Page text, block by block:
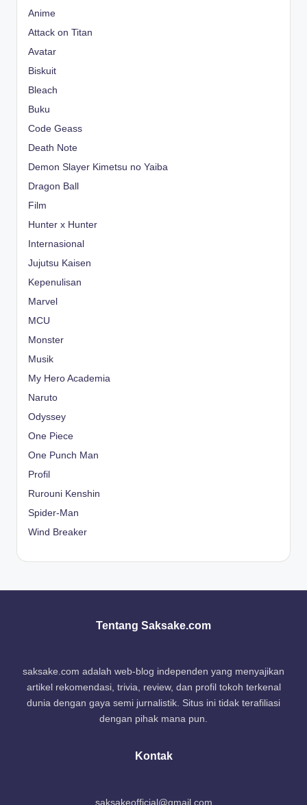
Anime
Attack on Titan
Avatar
Biskuit
Bleach
Buku
Code Geass
Death Note
Demon Slayer Kimetsu no Yaiba
Dragon Ball
Film
Hunter x Hunter
Internasional
Jujutsu Kaisen
Kepenulisan
Marvel
MCU
Monster
Musik
My Hero Academia
Naruto
Odyssey
One Piece
One Punch Man
Profil
Rurouni Kenshin
Spider-Man
Wind Breaker
Tentang Saksake.com
saksake.com adalah web-blog independen yang menyajikan
artikel rekomendasi, trivia, review, dan profil tokoh terkenal
dunia dengan gaya semi jurnalistik. Situs ini tidak terafiliasi
dengan pihak mana pun.
Kontak
saksakeofficial@gmail.com